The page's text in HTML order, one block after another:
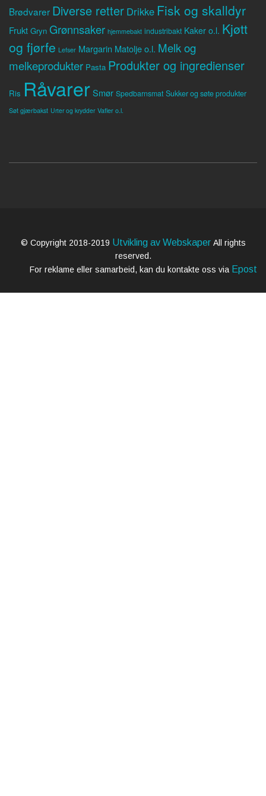
Brødvarer Diverse retter Drikke Fisk og skalldyr
Frukt Gryn Grønnsaker hjemmebakt industribakt Kaker o.l. Kjøtt
og fjørfe Lefser Margarin Matolje o.l. Melk og
melkeprodukter Pasta Produkter og ingredienser
Ris RåvarerSmør Spedbarnsmat Sukker og søte produkter
Søt gjærbakst Urter og krydder Vafler o.l.
© Copyright 2018-2019 Utvikling av Webskaper All rights
reserved.
For reklame eller samarbeid, kan du kontakte oss via Epost